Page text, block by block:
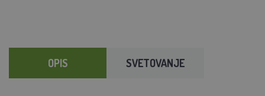
OPIS SVETOVANJE